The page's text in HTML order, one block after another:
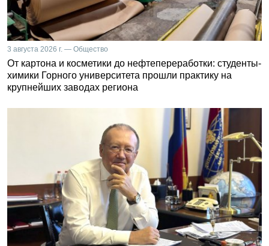
3 августа 2026 г. — Общество
От картона и косметики до нефтепереработки: студенты-
химики Горного университета прошли практику на
крупнейших заводах региона